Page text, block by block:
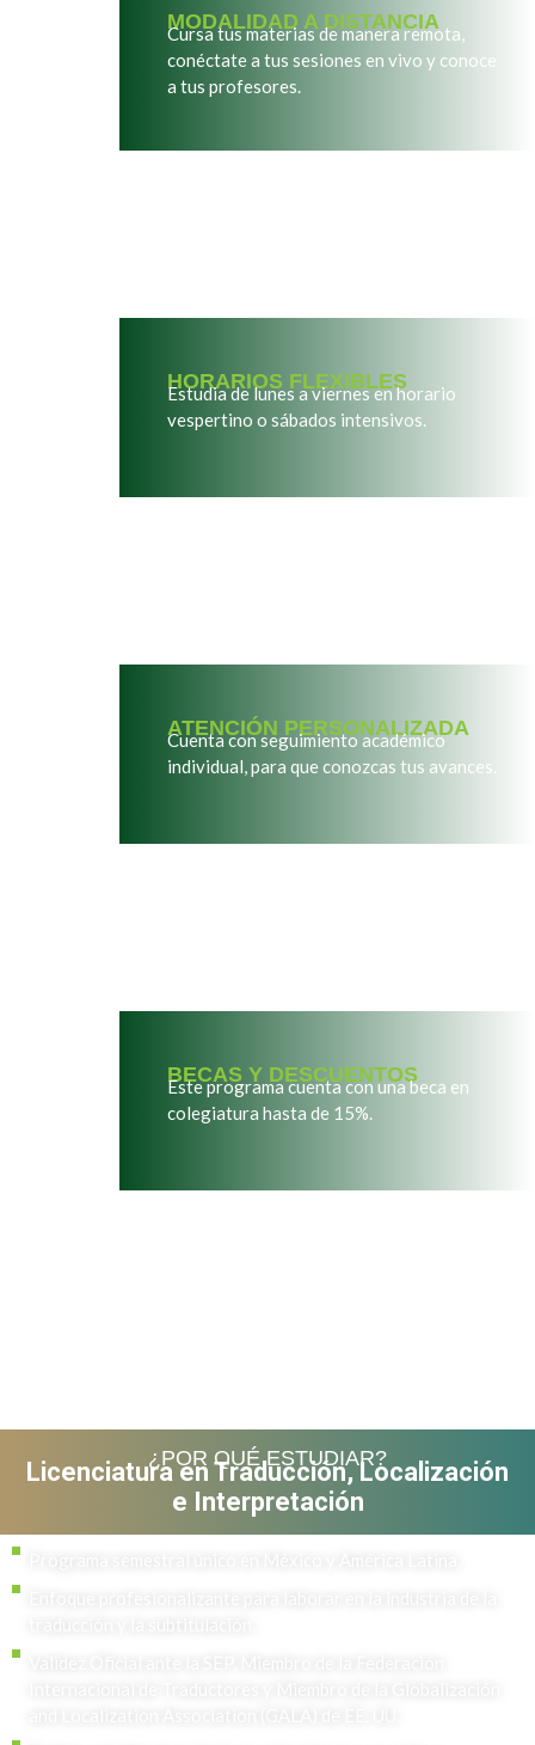
MODALIDAD A DISTANCIA
Cursa tus materias de manera remota,
conéctate a tus sesiones en vivo y conoce
a tus profesores.
HORARIOS FLEXIBLES
Estudia de lunes a viernes en horario
vespertino o sábados intensivos.
ATENCIÓN PERSONALIZADA
Cuenta con seguimiento académico
individual, para que conozcas tus avances.
BECAS Y DESCUENTOS
Este programa cuenta con una beca en
colegiatura hasta de 15%.
¿POR QUÉ ESTUDIAR?
Licenciatura en Traducción, Localización
e Interpretación